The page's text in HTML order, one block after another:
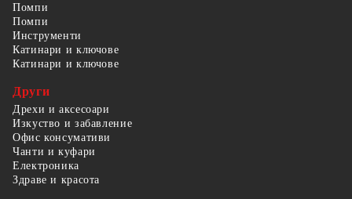
Помпи
Помпи
Инструменти
Катинари и ключове
Катинари и ключове
Други
Дрехи и аксесоари
Изкуство и забавление
Офис консумативи
Чанти и куфари
Електроника
Здраве и красота